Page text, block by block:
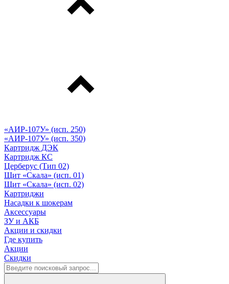
«АИР-107У» (исп. 250)
«АИР-107У» (исп. 350)
Картридж ДЭК
Картридж КС
Церберус (Тип 02)
Щит «Скала» (исп. 01)
Щит «Скала» (исп. 02)
Картриджи
Насадки к шокерам
Аксессуары
ЗУ и АКБ
Акции и скидки
Где купить
Акции
Скидки